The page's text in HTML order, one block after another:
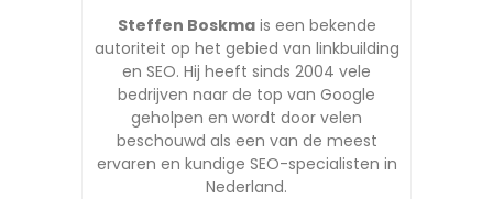
Steffen Boskmais een bekende
autoriteit op het gebied van linkbuilding
en SEO. Hij heeft sinds 2004 vele
bedrijven naar de top van Google
geholpen en wordt door velen
beschouwd als een van de meest
ervaren en kundige SEO-specialisten in
Nederland.